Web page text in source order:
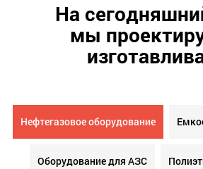
На
мы
Нефтегазовое оборудование
Оборудование для АЗС